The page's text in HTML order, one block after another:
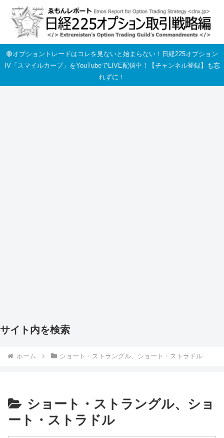
🔴オプショントレードはコレを見ないと始まらない！日経225オプション
IV「スマイルカーブ」をYouTubeでLIVE配信中！【チャンネル登録】も忘
れずに！
サイト内を検索
ホーム ショート・ストラングル、ショート・ストラドル
ショート・ストラングル、ショ
ート・ストラドル